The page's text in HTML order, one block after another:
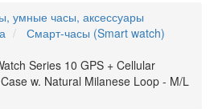
умные часы, аксессуары
Смарт-часы (Smart watch)
Series 10 GPS + Cellular
w. Natural Milanese Loop - M/L